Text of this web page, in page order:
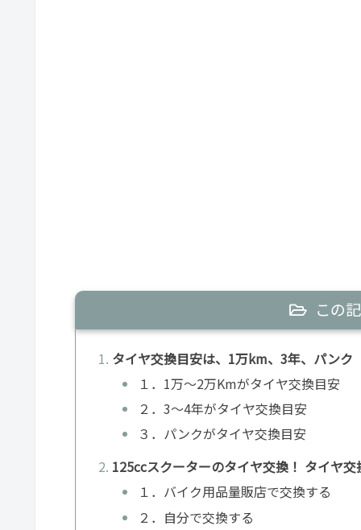
この
タイヤ交換目安は、1万km、3年、パンク
１．1万～2万Kmがタイヤ交換目安
２．3～4年がタイヤ交換目安
３．パンクがタイヤ交換目安
125ccスクーターのタイヤ交換！ タイヤ交
１．バイク用品量販店で交換する
２．自分で交換する